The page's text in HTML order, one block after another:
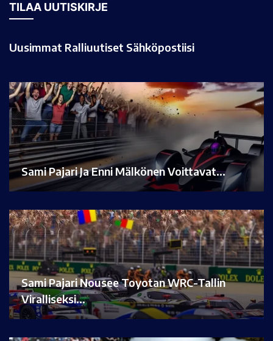
TILAA UUTISKIRJE
Uusimmat Ralliuutiset Sähköpostiisi
Sami Pajari Ja Enni Mälkönen Voittavat…
Sami Pajari Nousee Toyotan WRC-Tallin
Viralliseksi…